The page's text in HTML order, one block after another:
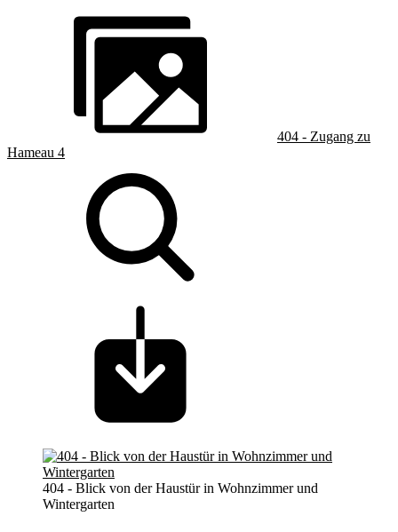
404 - Zugang zu
Hameau 4
404 - Blick von der Haustür in Wohnzimmer und
Wintergarten